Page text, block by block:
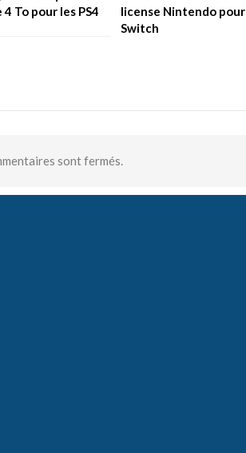
To pour les PS4
license Nintendo pour
Switch
sont fermés.